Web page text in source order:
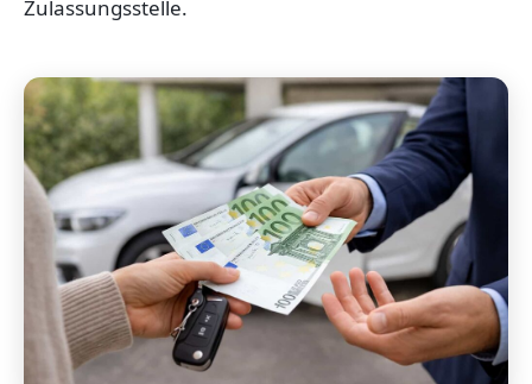
Zulassungsstelle.